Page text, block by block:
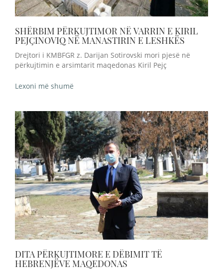
SHËRBIM PËRKUJTIMOR NË VARRIN E KIRIL
PEJÇINOVIQ NË MANASTIRIN E LESHKËS
Drejtori i KMBFGR z. Darijan Sotirovski mori pjesë në
përkujtimin e arsimtarit maqedonas Kiril Pejç
Lexoni më shumë
DITA PËRKUJTIMORE E DËBIMIT TË
HEBRENJËVE MAQEDONAS